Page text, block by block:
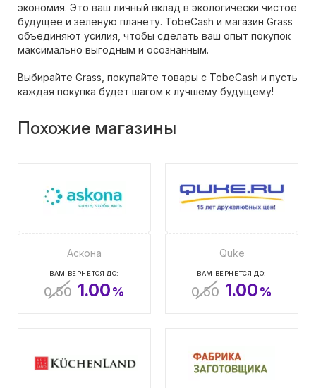
экономия. Это ваш личный вклад в экологически чистое
будущее и зеленую планету. TobeCash и магазин Grass
объединяют усилия, чтобы сделать ваш опыт покупок
максимально выгодным и осознанным.
Выбирайте Grass, покупайте товары с TobeCash и пусть
каждая покупка будет шагом к лучшему будущему!
Похожие магазины
Аскона
ВАМ ВЕРНЕТСЯ ДО:
0.50 1.00%
Quke
ВАМ ВЕРНЕТСЯ ДО:
0.50 1.00%